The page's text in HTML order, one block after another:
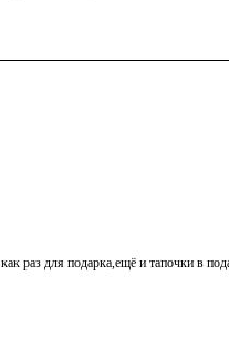
раз для подарка,ещё и тапочки в